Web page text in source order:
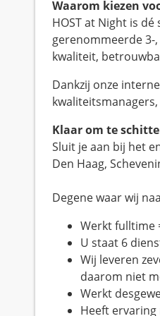
Waarom kiezen
HOST at Night is
gerenommeerde 3-
kwaliteit,
Dankzij onze
Klaar om te
Sluit je aan bij het
Den Haag,
Degene waar wij
Werkt fulltime
U staat 6
Wij leveren
daarom niet
Werkt
Heeft